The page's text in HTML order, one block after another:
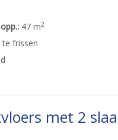
47 m2
frissen
met 2